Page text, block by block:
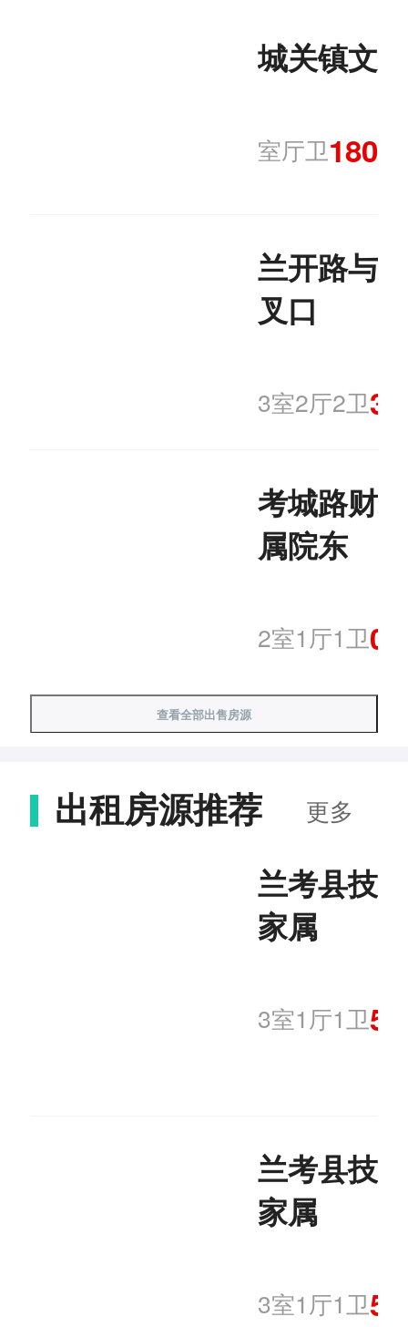
城关镇文
室厅卫
兰开路与
叉口
3室2厅2卫
考城路财
属院东
2室1厅1卫
查看全部出售房源
出租房源推荐 更多
兰考县技
家属
3室1厅1卫
兰考县技
家属
3室1厅1卫